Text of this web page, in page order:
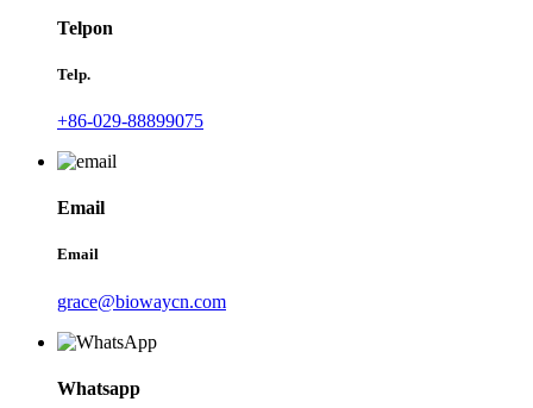
Telpon
Telp.
+86-029-88899075
Email
Email
grace@biowaycn.com
Whatsapp